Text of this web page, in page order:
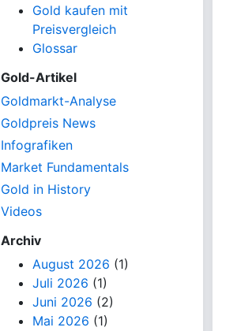
Gold kaufen mit
Preisvergleich
Glossar
Gold-Artikel
Goldmarkt-Analyse
Goldpreis News
Infografiken
Market Fundamentals
Gold in History
Videos
Archiv
August 2026 (1)
Juli 2026 (1)
Juni 2026 (2)
Mai 2026 (1)